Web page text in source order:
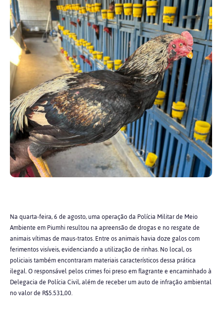
Na quarta-feira, 6 de agosto, uma operação da Polícia Militar de Meio
Ambiente em Piumhi resultou na apreensão de drogas e no resgate de
animais vítimas de maus-tratos. Entre os animais havia doze galos com
ferimentos visíveis, evidenciando a utilização de rinhas. No local, os
policiais também encontraram materiais característicos dessa prática
ilegal. O responsável pelos crimes foi preso em flagrante e encaminhado à
Delegacia de Polícia Civil, além de receber um auto de infração ambiental
no valor de R$5.531,00.